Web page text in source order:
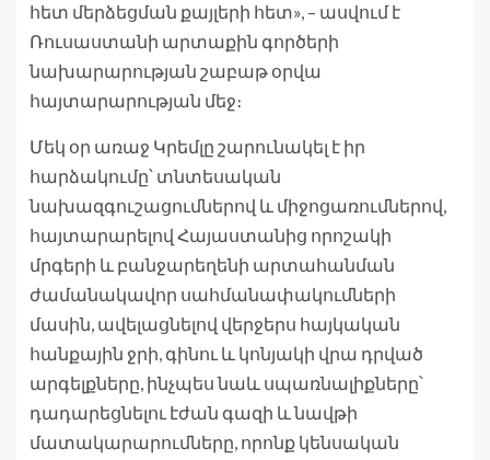
հետ մերձեցման քայլերի հետ», – ասվում է
Ռուսաստանի արտաքին գործերի
նախարարության շաբաթ օրվա
հայտարարության մեջ։
Մեկ օր առաջ Կրեմլը շարունակել է իր
հարձակումը՝ տնտեսական
նախազգուշացումներով և միջոցառումներով,
հայտարարելով Հայաստանից որոշակի
մրգերի և բանջարեղենի արտահանման
ժամանակավոր սահմանափակումների
մասին, ավելացնելով վերջերս հայկական
հանքային ջրի, գինու և կոնյակի վրա դրված
արգելքները, ինչպես նաև սպառնալիքները՝
դադարեցնելու էժան գազի և նավթի
մատակարարումները, որոնք կենսական